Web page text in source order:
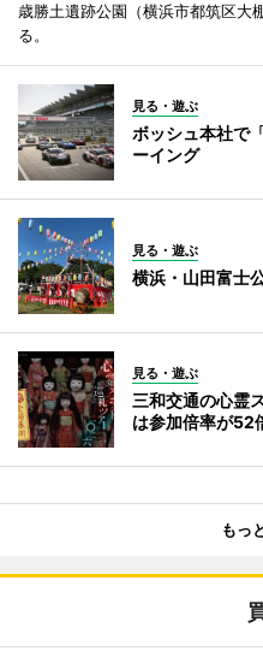
歳勝土遺跡公園（横浜市都筑区大
る。
見る・遊ぶ
ボッシュ本社で
ーイング
見る・遊ぶ
横浜・山田富士
見る・遊ぶ
三和交通の心霊
は参加倍率が52
もっ